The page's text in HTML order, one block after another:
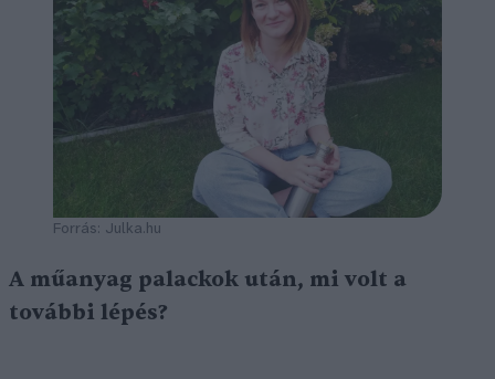
Forrás: Julka.hu
A műanyag palackok után, mi volt a
további lépés?